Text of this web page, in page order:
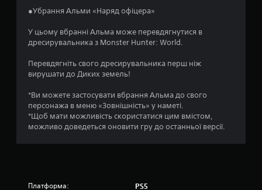
я
●Убрання Альми «Наряд офіцера»
У цьому вбранні Альма може перевдягнутися в
дресирувальника з Monster Hunter: World.
Перевдягніть свого дресирувальника перш ніж
вирушати до Диких земель!
*Ви можете застосувати вбрання Альма до свого
персонажа в меню «Зовнішність» у наметі.
*Щоб мати можливість скористатися цим вмістом,
можливо доведеться оновити гру до останньої версії.
Платформа: PS5